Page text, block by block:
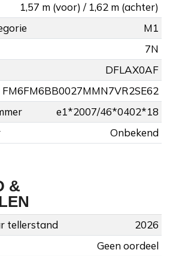
1,57 m (voor) / 1,62 m (achter)
M1
7N
DFLAX0AF
FM6FM6BB0027MMN7VR2SE62
e1*2007/46*0402*18
Onbekend
&
tellerstand
2026
Geen oordeel